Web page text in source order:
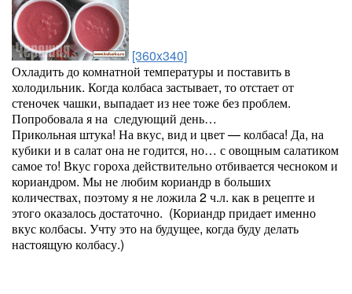
[360x340]
Охладить до комнатной температуры и поставить в
холодильник. Когда колбаса застывает, то отстает от
стеночек чашки, выпадает из нее тоже без проблем.
Попробовала я на следующий день…
Прикольная штука! На вкус, вид и цвет — колбаса! Да, на
кубики и в салат она не годится, но… с овощным салатиком
самое то! Вкус гороха действительно отбивается чесноком и
кориандром. Мы не любим кориандр в больших
количествах, поэтому я не ложила 2 ч.л. как в рецепте и
этого оказалось достаточно. (Кориандр придает именно
вкус колбасы. Учту это на будущее, когда буду делать
настоящую колбасу.)